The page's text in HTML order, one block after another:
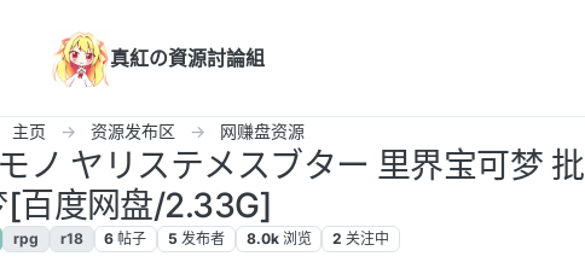
真紅の資源討論組
主页 资源发布区 网赚盘资源
ノ ヤリステメスブター 里界宝可梦 批
[百度网盘/2.33G]
rpg r18 6 帖子 5 发布者 8.0k 浏览 2 关注中